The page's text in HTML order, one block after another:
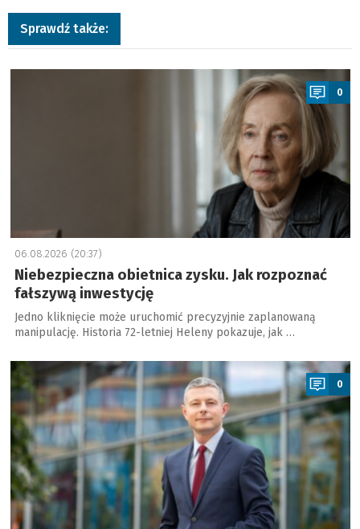
Sprawdź także:
a
0
06.08.2026 (20:37)
Niebezpieczna obietnica zysku. Jak rozpoznać
fałszywą inwestycję
Jedno kliknięcie może uruchomić precyzyjnie zaplanowaną
manipulację. Historia 72-letniej Heleny pokazuje, jak …
a
0